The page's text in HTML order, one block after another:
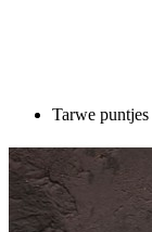
Tarwe puntjes